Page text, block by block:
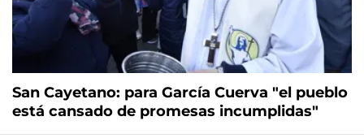
San Cayetano: para García Cuerva "el pueblo
está cansado de promesas incumplidas"